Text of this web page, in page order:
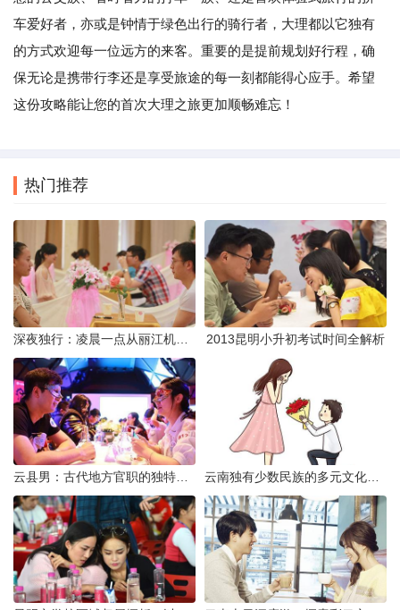
车爱好者，亦或是钟情于绿色出行的骑行者，大理都以它独有
的方式欢迎每一位远方的来客。重要的是提前规划好行程，确
保无论是携带行李还是享受旅途的每一刻都能得心应手。希望
这份攻略能让您的首次大理之旅更加顺畅难忘！
热门推荐
2013昆明小升初考试时间全解析